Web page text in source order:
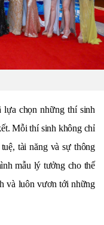
lựa chọn những thí sinh
Mỗi thí sinh không chỉ
tài năng và sự thông
mẫu lý tưởng cho thế
và luôn vươn tới những